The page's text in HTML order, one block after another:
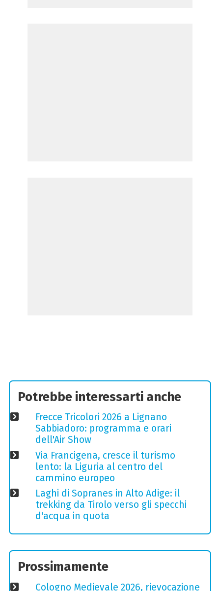
Potrebbe interessarti anche
Frecce Tricolori 2026 a Lignano
Sabbiadoro: programma e orari
dell'Air Show
Via Francigena, cresce il turismo
lento: la Liguria al centro del
cammino europeo
Laghi di Sopranes in Alto Adige: il
trekking da Tirolo verso gli specchi
d'acqua in quota
Prossimamente
Cologno Medievale 2026, rievocazione